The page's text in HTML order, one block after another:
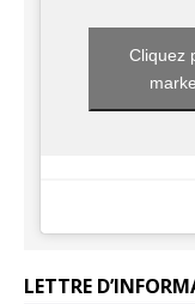
Cliquez
LETTRE